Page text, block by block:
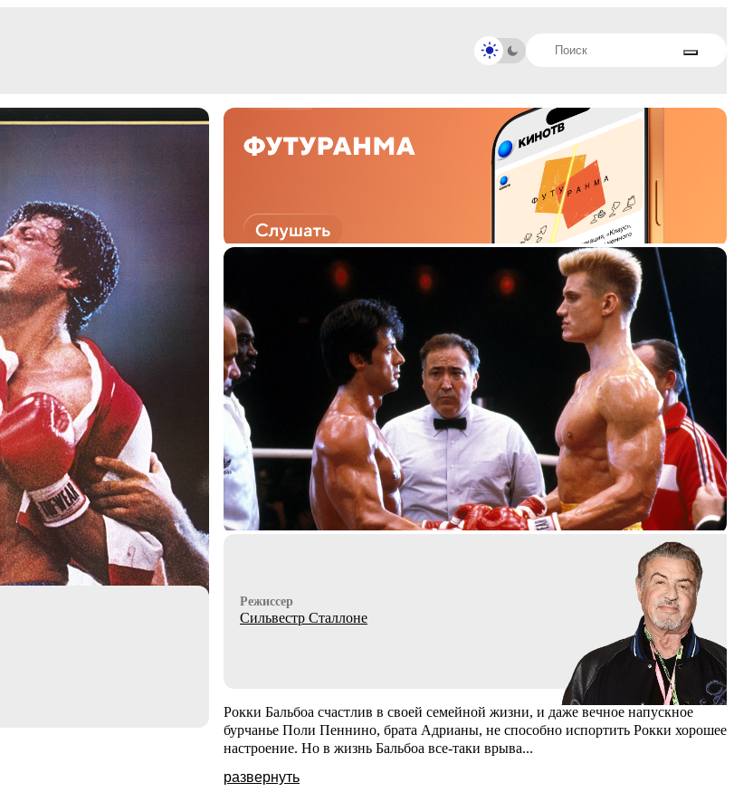
Режиссер
Сильвестр Сталлоне
Рокки Бальбоа счастлив в своей семейной жизни, и даже вечное напускное
бурчанье Поли Пеннино, брата Адрианы, не способно испортить Рокки хорошее
настроение. Но в жизнь Бальбоа все-таки врыва...
развернуть